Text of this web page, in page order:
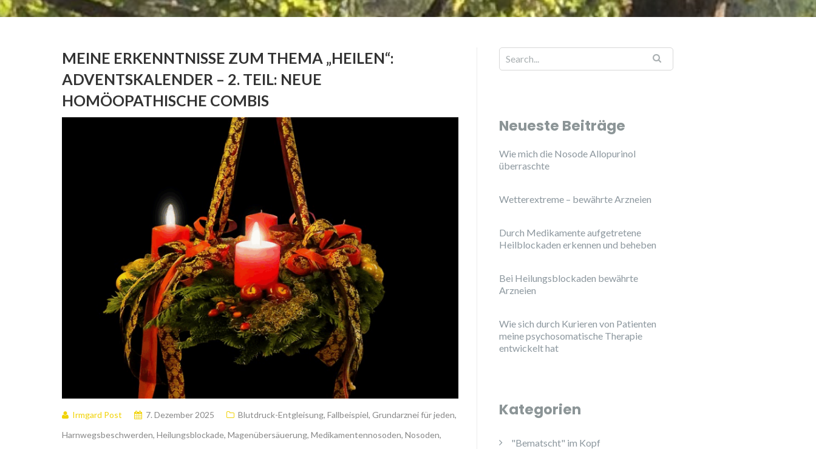
MEINE ERKENNTNISSE ZUM THEMA „HEILEN“:
ADVENTSKALENDER – 2. TEIL: NEUE
HOMÖOPATHISCHE COMBIS
Irmgard Post 7. Dezember 2025 Blutdruck-Entgleisung, Fallbeispiel, Grundarznei für jeden,
Harnwegsbeschwerden, Heilungsblockade, Magenübersäuerung, Medikamentennosoden, Nosoden,
Neueste Beiträge
Wie mich die Nosode Allopurinol
überraschte
Wetterextreme – bewährte Arzneien
Durch Medikamente aufgetretene
Heilblockaden erkennen und beheben
Bei Heilungsblockaden bewährte
Arzneien
Wie sich durch Kurieren von Patienten
meine psychosomatische Therapie
entwickelt hat
Kategorien
"Bematscht" im Kopf